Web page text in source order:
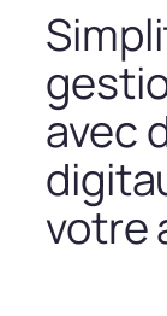
avec
votre